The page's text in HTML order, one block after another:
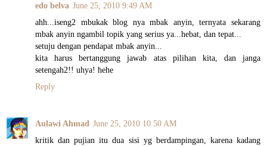
edo belva June 25, 2010 9:49 AM
ahh...iseng2 mbukak blog nya mbak anyin, ternyata sekarang
mbak anyin ngambil topik yang serius ya...hebat, dan tepat...
setuju dengan pendapat mbak anyin...
kita harus bertanggung jawab atas pilihan kita, dan janga
setengah2!! uhya! hehe
Reply
Aulawi Ahmad June 25, 2010 10:50 AM
kritik dan pujian itu dua sisi yg berdampingan, karena kadang